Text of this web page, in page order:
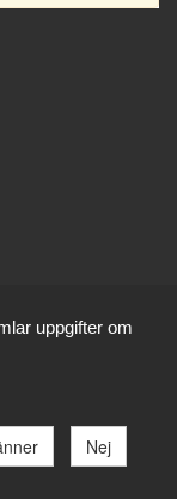
uppgifter om
Nej